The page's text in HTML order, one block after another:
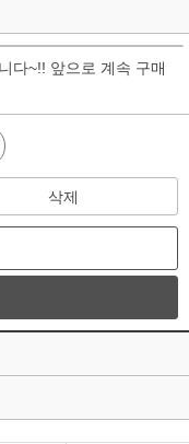
다~!! 앞으로 계속 구매
삭제